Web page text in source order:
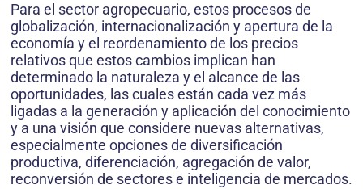
Para el sector agropecuario, estos procesos de
globalización, internacionalización y apertura de la
economía y el reordenamiento de los precios
relativos que estos cambios implican han
determinado la naturaleza y el alcance de las
oportunidades, las cuales están cada vez más
ligadas a la generación y aplicación del conocimiento
y a una visión que considere nuevas alternativas,
especialmente opciones de diversificación
productiva, diferenciación, agregación de valor,
reconversión de sectores e inteligencia de mercados.